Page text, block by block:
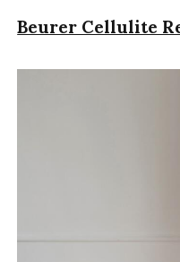
Beurer Cellulite